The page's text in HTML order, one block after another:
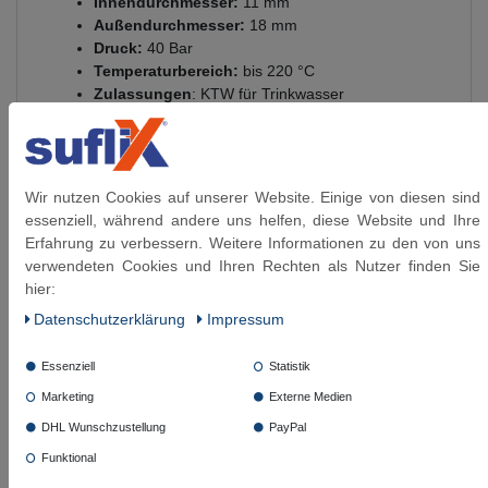
Außendurchmesser: 18 mm
Druck: 40 Bar
Temperaturbereich: bis 220 °C
Zulassungen: KTW für Trinkwasser
& Gasversorgung, TA Luft, DVGW & BAM
für Schraubverbindungen mit Flachsitz
Standard Packs:
Diese Artikel könnten Sie auch interessieren:
Artikelpaket
Flachdichtung 2'' DN50 Fiberdichtung
ab 17,79 € *
Wir nutzen Cookies auf unserer Website. Einige von diesen sind
essenziell, während andere uns helfen, diese Website und Ihre
Erfahrung zu verbessern. Weitere Informationen zu den von uns
verwendeten Cookies und Ihren Rechten als Nutzer finden Sie
hier:
Daten­schutz­erklärung
Impressum
Essenziell Statistik
Marketing Externe Medien
DHL Wunschzustellung PayPal
Funktional